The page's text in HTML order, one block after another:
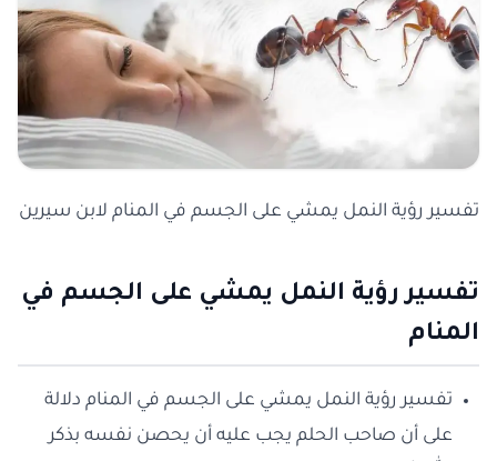
تفسير رؤية النمل يمشي على الجسم في المنام لابن سيرين
تفسير رؤية النمل يمشي على الجسم في
المنام
تفسير رؤية النمل يمشي على الجسم في المنام دلالة
على أن صاحب الحلم يجب عليه أن يحصن نفسه بذكر